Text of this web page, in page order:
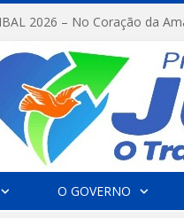
O GOVERNO